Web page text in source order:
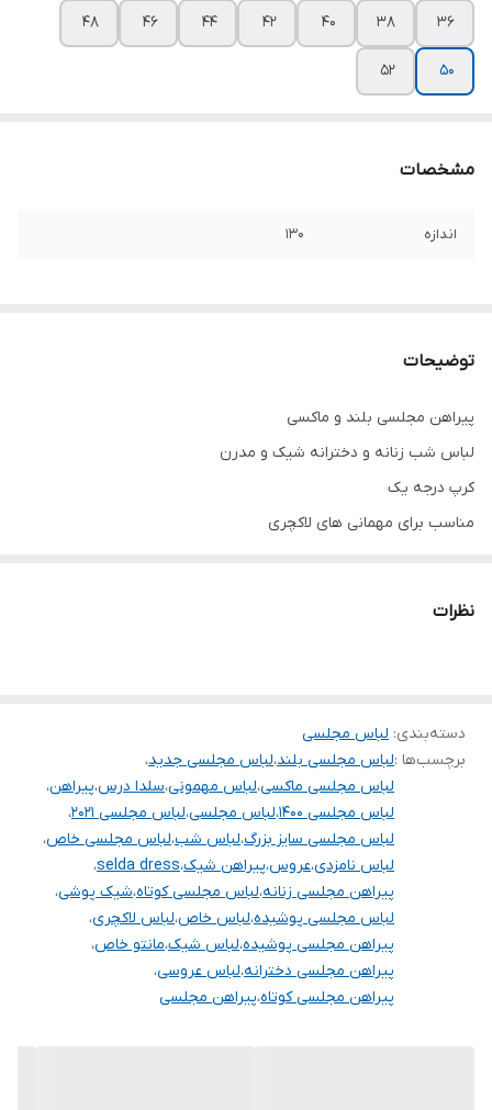
۳۶
۳۸ ۴۰ ۴۲ ۴۴ ۴۶ ۴۸
۵۰ ۵۲
مشخصات
اندازه ۱۳۰
توضیحات
پیراهن مجلسی بلند و ماکسی
لباس شب زنانه و دخترانه شیک و مدرن
کرپ درجه یک
مناسب برای مهمانی های لاکچری
نظرات
دسته‌بندی: لباس مجلسی
برچسب‌ها :لباس مجلسی بلند،لباس مجلسی جدید،
لباس مجلسی ماکسی،لباس مهمونی،سلدا درس،پیراهن،
لباس مجلسی ۱۴۰۰
،لباس مجلسی،لباس مجلسی ۲۰۲۱
،
لباس مجلسی سایز بزرگ،لباس شب،لباس مجلسی خاص،
لباس نامزدی،عروس،پیراهن شیک،selda dress،
پیراهن مجلسی زنانه،لباس مجلسی کوتاه،شیک پوشی،
لباس مجلسی پوشیده،لباس خاص،لباس لاکچری،
پیراهن مجلسی پوشیده،لباس شیک،مانتو خاص،
پیراهن مجلسی دخترانه،لباس عروسی،
پیراهن مجلسی کوتاه،پیراهن مجلسی